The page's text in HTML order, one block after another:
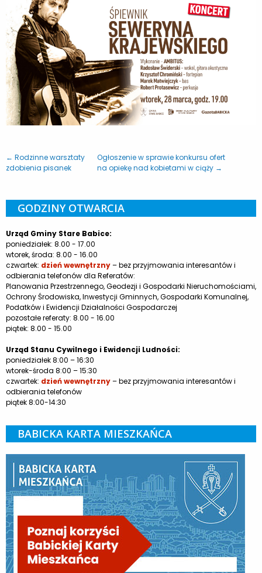
← Rodzinne warsztaty
zdobienia pisanek
Ogłoszenie w sprawie konkursu ofert
na opiekę nad kobietami w ciąży →
GODZINY OTWARCIA
Urząd Gminy Stare Babice:
poniedziałek: 8.00 - 17.00
wtorek, środa: 8.00 - 16.00
czwartek: dzień wewnętrzny– bez przyjmowania interesantów i
odbierania telefonów dla Referatów:
Planowania Przestrzennego, Geodezji i Gospodarki Nieruchomościami,
Ochrony Środowiska, Inwestycji Gminnych, Gospodarki Komunalnej,
Podatków i Ewidencji Działalności Gospodarczej
pozostałe referaty: 8.00 - 16.00
piątek: 8.00 - 15.00
Urząd Stanu Cywilnego i Ewidencji Ludności:
poniedziałek 8:00 – 16:30
wtorek-środa 8:00 – 15:30
czwartek: dzień wewnętrzny– bez przyjmowania interesantów i
odbierania telefonów
piątek 8:00-14:30
BABICKA KARTA MIESZKAŃCA